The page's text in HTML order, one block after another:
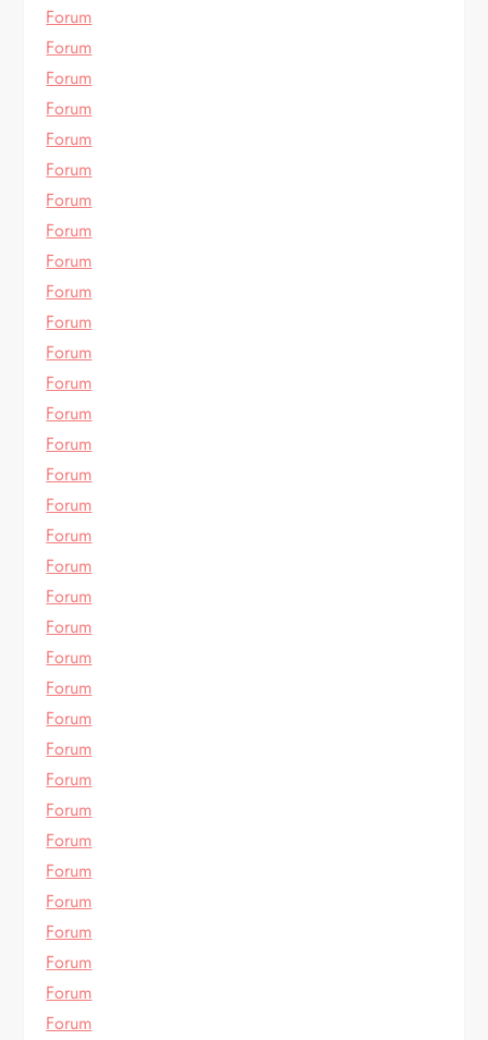
Forum
Forum
Forum
Forum
Forum
Forum
Forum
Forum
Forum
Forum
Forum
Forum
Forum
Forum
Forum
Forum
Forum
Forum
Forum
Forum
Forum
Forum
Forum
Forum
Forum
Forum
Forum
Forum
Forum
Forum
Forum
Forum
Forum
Forum